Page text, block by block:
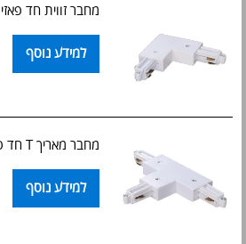
מחבר זווית חד פאזי
למידע נוסף
מחבר מאריך T חד פאזי
למידע נוסף